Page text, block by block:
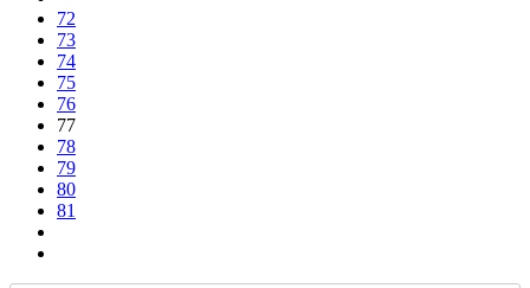
72
73
74
75
76
77
78
79
80
81